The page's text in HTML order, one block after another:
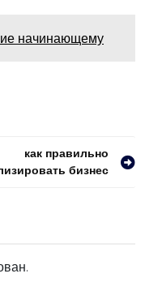
начинающему
как правильно
бизнес